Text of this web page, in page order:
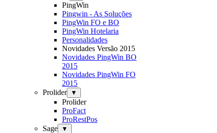
PingWin
Pingwin - As Soluções
PingWin FO e BO
PingWin Hotelaria
Personalidades
Novidades Versão 2015
Novidades PingWin BO
2015
Novidades PingWin FO
2015
Prolider
▼
Prolider
ProFact
ProRestPos
Sage
▼